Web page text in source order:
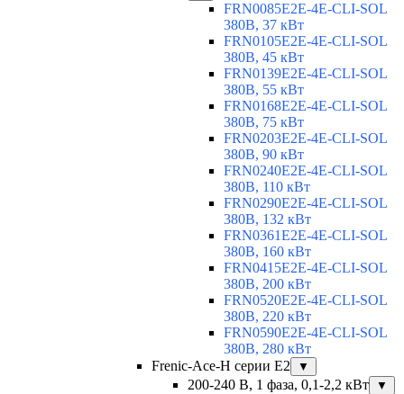
FRN0085E2E-4E-CLI-SOL
380В, 37 кВт
FRN0105E2E-4E-CLI-SOL
380В, 45 кВт
FRN0139E2E-4E-CLI-SOL
380В, 55 кВт
FRN0168E2E-4E-CLI-SOL
380В, 75 кВт
FRN0203E2E-4E-CLI-SOL
380В, 90 кВт
FRN0240E2E-4E-CLI-SOL
380В, 110 кВт
FRN0290E2E-4E-CLI-SOL
380В, 132 кВт
FRN0361E2E-4E-CLI-SOL
380В, 160 кВт
FRN0415E2E-4E-CLI-SOL
380В, 200 кВт
FRN0520E2E-4E-CLI-SOL
380В, 220 кВт
FRN0590E2E-4E-CLI-SOL
380В, 280 кВт
Frenic-Ace-H серии E2
▼
200-240 В, 1 фаза, 0,1-2,2 кВт ▼